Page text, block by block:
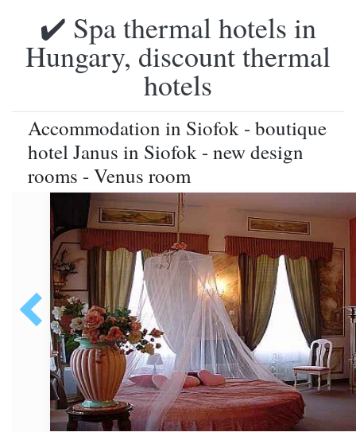
✔️ Spa thermal hotels in
Hungary, discount thermal
hotels
Accommodation in Siofok - boutique
hotel Janus in Siofok - new design
rooms - Venus room